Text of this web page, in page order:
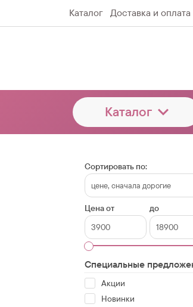
Каталог Доставка и оплата
Каталог
Сортировать по:
Цена от
до
Специальные
Акции
Новинки